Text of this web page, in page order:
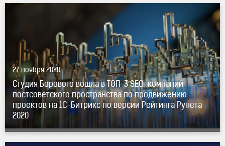
постсоветского пространства
по продвижению проектов на
по версии
Рейтинга Рунета 2020" title="Студия Борового вошла
ТОП-3 SEO-компаний
постсоветского пространства
по продвижению проектов на1С-Битрикспо версии
Рейтинга Рунета 2020" />
27 ноября 2020
Студия Борового вошла вТОП-3 SEO-компаний
постсоветского пространства по продвижению
проектов на 1С-Битрикспо версии Рейтинга Рунета
2020